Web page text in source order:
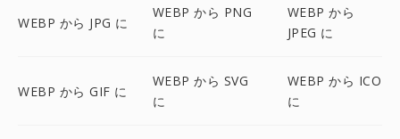
WEBP から JPG に
WEBP から PNG
に
WEBP から
JPEG に
WEBP から GIF に
WEBP から SVG
に
WEBP から ICO
に